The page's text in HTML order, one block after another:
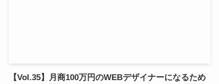
【Vol.35】月商100万円のWEBデザイナーになるため